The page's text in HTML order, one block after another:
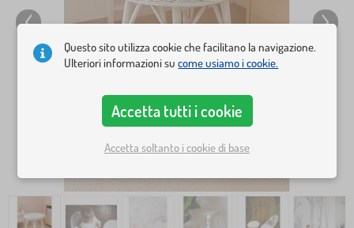
Questo sito utilizza cookie che facilitano la navigazione.
Ulteriori informazioni sucome usiamo i cookie.
Accetta tutti i cookie
Accetta soltanto i cookie di base